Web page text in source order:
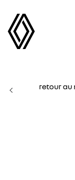
retour au